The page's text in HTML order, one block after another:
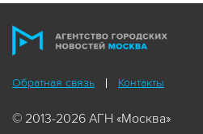
Обратная связь Контакты
© 2013-2026 АГН «Москва»